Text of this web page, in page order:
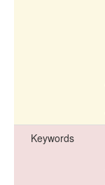
Keywords